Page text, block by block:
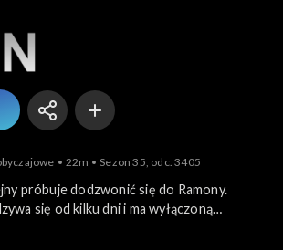
22m Sezon 35, odc. 3405
próbuje dodzwonić się do Ramony.
się od kilku dni i ma wyłączoną
niepodobne. Dominika spieszy się na